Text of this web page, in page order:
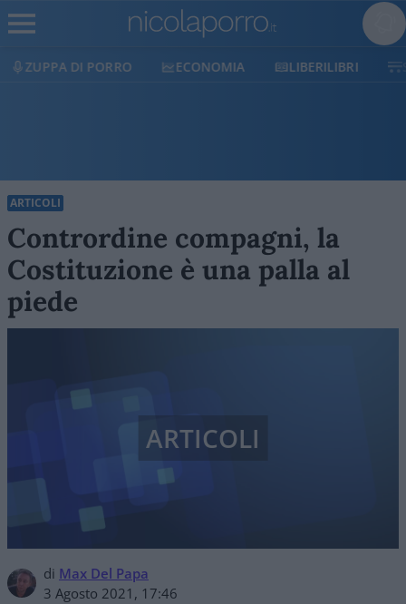
ECONOMIA LIBERILIBRI SHOP SOSTIENICI
ARTICOLI
Contrordine compagni, la
Costituzione è una palla al
piede
di Max Del Papa
3 Agosto 2021, 17:46
ARTICOLI